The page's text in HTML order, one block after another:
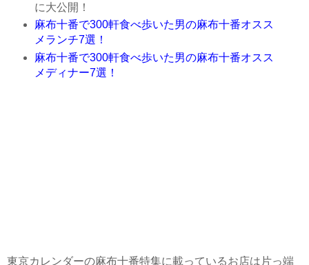
に大公開！
麻布十番で300軒食べ歩いた男の麻布十番オスス
メランチ7選！
麻布十番で300軒食べ歩いた男の麻布十番オスス
メディナー7選！
東京カレンダーの麻布十番特集に載っているお店は片っ端